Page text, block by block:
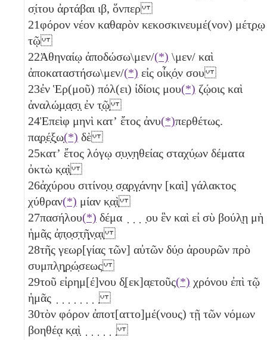
σ̣ίτου ἀρτάβαι ιβ, ὅνπερ
21φόρον νέον καθαρὸν κεκοσκινευμέ(νον) μέτ̣ρ̣ῳ
τῷ
22Ἀθηναίῳ ἀποδώσω\μεν/(*) \μεν/ καὶ
ἀποκαταστήσω\μεν/(*) εἰς οἶκ̣ό̣ν σου
23ἐν Ἑρ(μοῦ) πόλ(ει) ἰδίοις μου(*) ζῴοις καὶ
ἀναλώ̣μ̣α̣σ̣ι̣ ἐν τ̣ῷ̣
24Ἐπεὶφ μηνὶ κατʼ ἔτος ἀνυ(*)περθέτως.
πα̣ρ̣έ̣ξ̣ω̣(*) δὲ
25κατʼ ἔτος λόγῳ σ̣υ̣ν̣ηθείας σταχύ̣ων δέματα
ὀκτὼ κ̣α̣ὶ̣
26ἀχύρου σιτίνο̣υ̣ σ̣α̣ρ̣γ̣άνην [καὶ] γάλακτος
χύθραν(*) μίαν κ̣α̣ὶ̣
27πασήλου(*) δέμα ̣ ̣ ̣ ̣ου ἓν καὶ εἰ σὺ βούλ̣ῃ μὴ
ἡμᾶ̣ς ἀ̣π̣ο̣σ̣τ̣ῆ̣ν̣α̣ι̣
28τῆς γεωρ[γίας τῶν] αὐτῶν δύ̣ο ἀρουρῶν πρὸ
συμπλ̣η̣ρ̣ώ̣σεως
29τοῦ εἰρημ[έ]νου δ̣[εκ]α̣ετοῦς(*) χρόνου ἐπὶ τῷ
ἡμᾶς ̣ ̣ ̣ ̣ ̣ ̣ ̣ ̣
30τὸν φόρον ἀποτ[αττο]μέ(νους) τῇ τῶν νόμων
βοηθέᾳ κ̣α̣ὶ̣ ̣ ̣ ̣ ̣ ̣ ̣